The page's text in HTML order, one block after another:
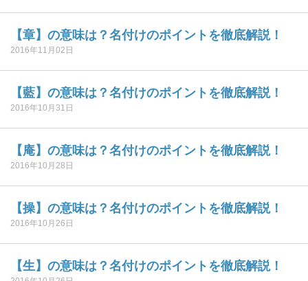
【章】の意味は？名付けのポイントを徹底解説！
2016年11月02日
【藍】の意味は？名付けのポイントを徹底解説！
2016年10月31日
【庵】の意味は？名付けのポイントを徹底解説！
2016年10月28日
【操】の意味は？名付けのポイントを徹底解説！
2016年10月26日
【生】の意味は？名付けのポイントを徹底解説！